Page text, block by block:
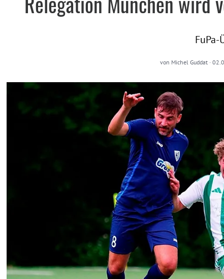
von Michel Guddat ·